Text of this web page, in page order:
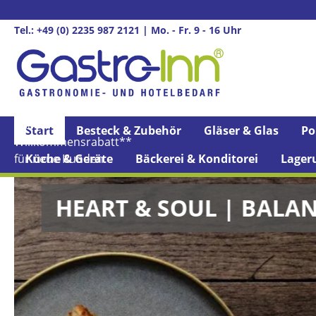
Zur Hauptnavigation springen
Tel.: +49 (0) 2235 987 2121 | Mo. - Fr. 9 - 16 Uhr
5%
Willkommens­rabatt**
für neue Kunden
Start Besteck & Zubehör Gläser & Glas
Küche & Geräte
Bäckerei & Konditorei